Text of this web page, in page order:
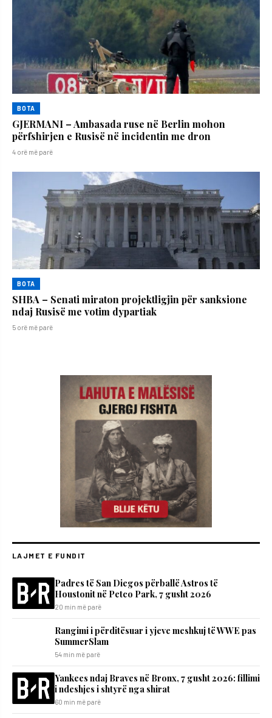
BOTA
GJERMANI – Ambasada ruse në Berlin mohon
përfshirjen e Rusisë në incidentin me dron
4 orë më parë
BOTA
SHBA – Senati miraton projektligjin për sanksione
ndaj Rusisë me votim dypartiak
5 orë më parë
LAJMET E FUNDIT
Padres të San Diegos përballë Astros të
Houstonit në Petco Park, 7 gusht 2026
20 min më parë
Rangimi i përditësuar i yjeve meshkuj të WWE pas
SummerSlam
54 min më parë
Yankees ndaj Braves në Bronx, 7 gusht 2026: fillimi
i ndeshjes i shtyrë nga shirat
60 min më parë